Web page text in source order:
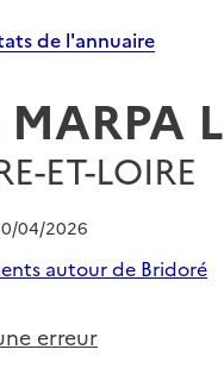
de l'annuaire
ET-LOIRE
04/2026
autour de Bridoré
erreur